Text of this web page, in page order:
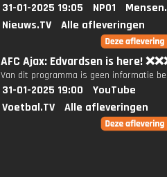
31-01-2025 19:05 NPO1
Nieuws.TV
Alle afleveringen
AFC Ajax: Edvardsen is here!
Van dit programma is geen informatie
31-01-2025 19:00
YouTube
Voetbal.TV
Alle afleveringen